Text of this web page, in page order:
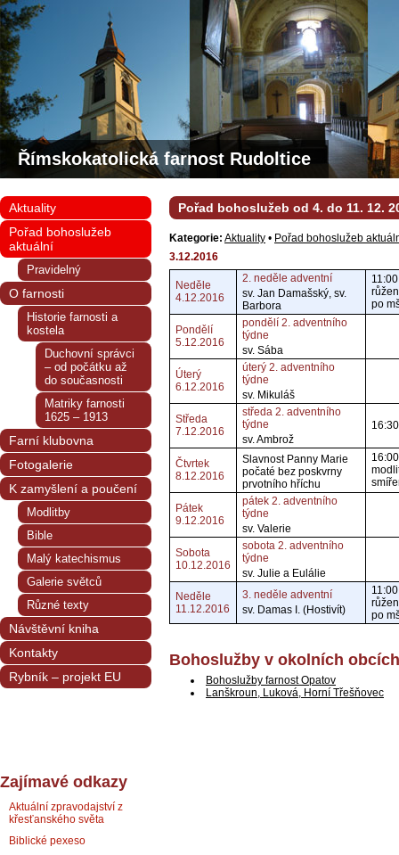
Římskokatolická farnost Rudoltice
Pořad bohoslužeb od 4. do 11. 12.
Kategorie: Aktuality • Pořad bohoslužeb
3.12.2016
Neděle
4.12.2016
2. neděle adventní
sv. Jan Damašský, sv.
Barbora
po
Pondělí
5.12.2016
pondělí 2. adventního
týdne
sv. Sába
Úterý
6.12.2016
úterý 2. adventního
týdne
sv. Mikuláš
Středa
7.12.2016
středa 2. adventního
týdne
sv. Ambrož
16:30
Čtvrtek
8.12.2016
Slavnost Panny Marie
počaté bez poskvrny
prvotního hříchu
Pátek
9.12.2016
pátek 2. adventního
týdne
sv. Valerie
Sobota
10.12.2016
sobota 2. adventního
týdne
sv. Julie a Eulálie
Neděle
11.12.2016
3. neděle adventní
sv. Damas I. (Hostivít)
po
Bohoslužby v okolních obcích
Bohoslužby farnost Opatov
Lanškroun, Luková, Horní Třešňovec
Aktuality
Pořad bohoslužeb
aktuální
Pravidelný
O farnosti
Historie farnosti a
kostela
Duchovní správci
– od počátku až
do současnosti
Matriky farnosti
1625 – 1913
Farní klubovna
Fotogalerie
K zamyšlení a poučení
Modlitby
Bible
Malý katechismus
Galerie světců
Různé texty
Návštěvní kniha
Kontakty
Rybník – projekt EU
Zajímavé odkazy
Aktuální zpravodajství z
křesťanského světa
Biblické pexeso